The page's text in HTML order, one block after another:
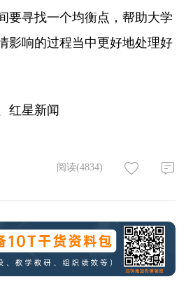
要寻找一个均衡点，帮助大学
影响的过程当中更好地处理好
红星新闻
阅读(4834)